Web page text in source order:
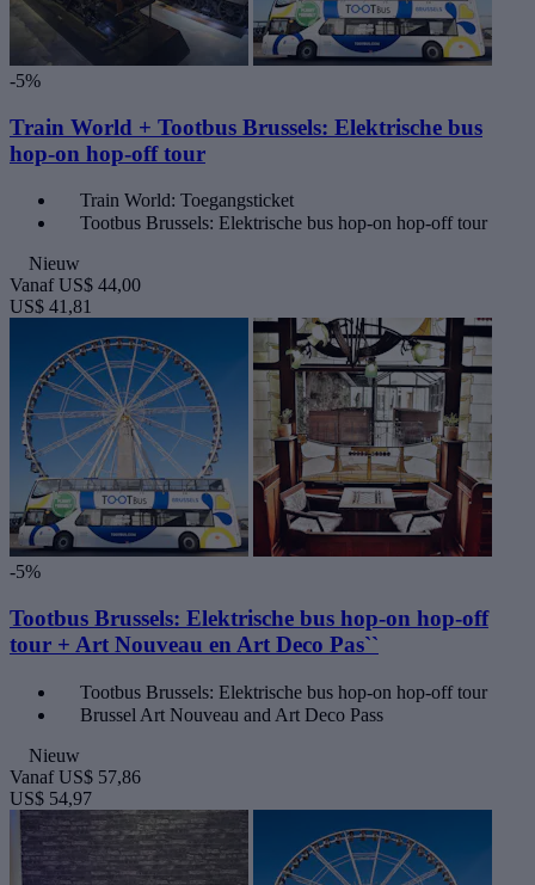
-5%
Train World + Tootbus Brussels: Elektrische bus
hop-on hop-off tour
Train World: Toegangsticket
Tootbus Brussels: Elektrische bus hop-on hop-off tour
Nieuw
Vanaf US$ 44,00
US$ 41,81
-5%
Tootbus Brussels: Elektrische bus hop-on hop-off
tour + Art Nouveau en Art Deco Pas``
Tootbus Brussels: Elektrische bus hop-on hop-off tour
Brussel Art Nouveau and Art Deco Pass
Nieuw
Vanaf US$ 57,86
US$ 54,97